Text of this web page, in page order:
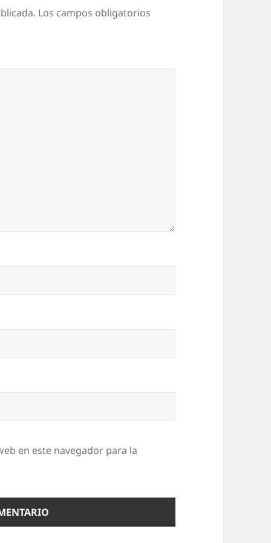
Los campos obligatorios
en este navegador para la